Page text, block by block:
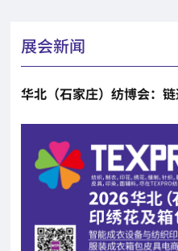
展会新闻
华北（石家庄）纺博会：